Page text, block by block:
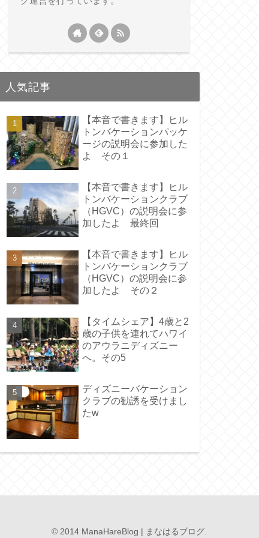
人気記事
【本音で書きます】ヒル
トンバケーションパッケ
ージの説明会に参加した
よ その１
【本音で書きます】ヒル
トンバケーションクラブ
（HGVC）の説明会に参
加したよ 最終回
【本音で書きます】ヒル
トンバケーションクラブ
（HGVC）の説明会に参
加したよ その２
【タイムシェア】4歳と2
歳の子供を連れてハワイ
のアウラニディズニー
へ。その5
ディズニーバケーション
クラブの勧誘を受けまし
たw
© 2014 ManaHareBlog | まなはるブログ.